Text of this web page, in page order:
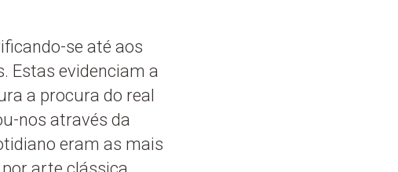
se até aos
Estas evidenciam a
a procura do real
nos através da
eram as mais